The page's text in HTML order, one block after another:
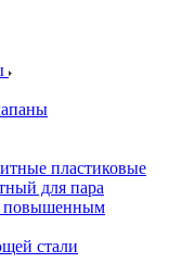
пластиковые
для пара
повышенным
стали